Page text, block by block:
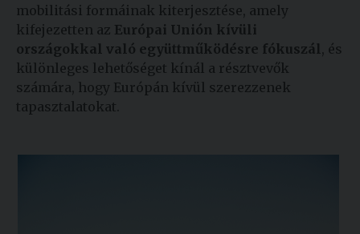
Sport
Junior
mobilitási formáinak kiterjesztése, amely
kifejezetten az Európai Unión kívüli
országokkal való együttműködésre fókuszál , és
különleges lehetőséget kínál a résztvevők
számára, hogy Európán kívül szerezzenek
tapasztalatokat.